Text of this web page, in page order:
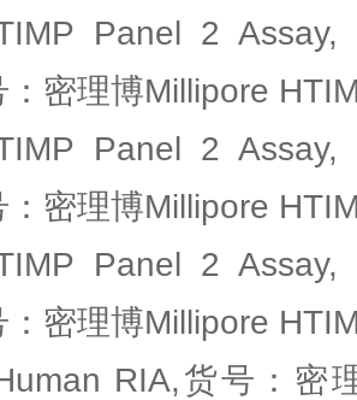
Panel 2 Assay,
：密理博Millipore
Panel 2 Assay,
：密理博Millipore
Panel 2 Assay,
：密理博Millipore
RIA,货号：密